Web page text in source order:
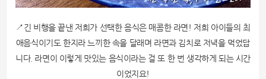
↗긴 비행을 끝낸 저희가 선택한 음식은 매콤한 라면! 저희 아이들의 최
애음식이기도 한지라 느끼한 속을 달래며 라면과 김치로 저녁을 먹었답
니다. 라면이 이렇게 맛있는 음식이라는 걸 또 한 번 생각하게 되는 시간
이었지요!